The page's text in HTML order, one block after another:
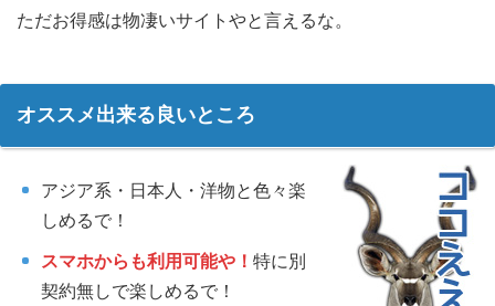
ただお得感は物凄いサイトやと言えるな。
オススメ出来る良いところ
アジア系・日本人・洋物と色々楽
しめるで！
スマホからも利用可能や！特に別
契約無しで楽しめるで！